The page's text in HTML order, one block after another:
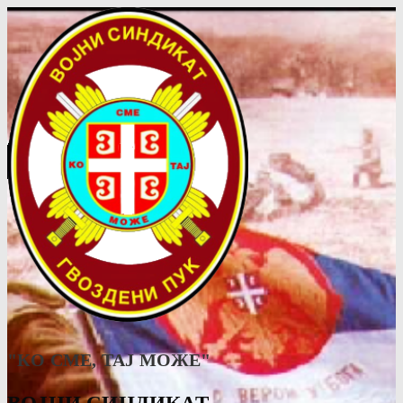
"КО СМЕ, ТАJ МОЖЕ"